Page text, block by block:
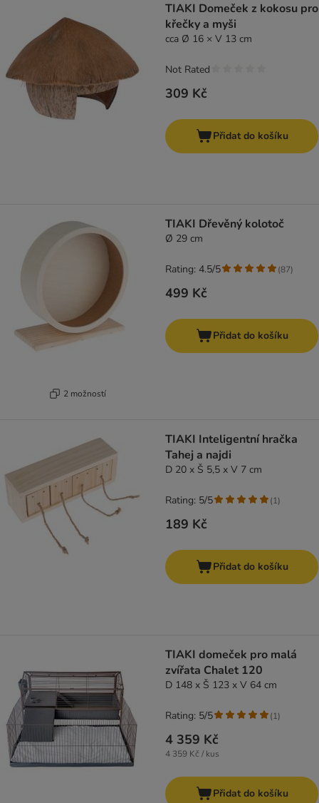
TIAKI Domeček z kokosu pro
křečky a myši
cca Ø 16 × V 13 cm
309 Kč
Not Rated
Přidat do košíku
2 možností
TIAKI Dřevěný kolotoč
Ø 29 cm
499 Kč
Rating: 4.5/5 (87)
Přidat do košíku
TIAKI Inteligentní hračka
Tahej a najdi
D 20 x Š 5,5 x V 7 cm
189 Kč
Rating: 5/5 (1)
Přidat do košíku
TIAKI domeček pro malá
zvířata Chalet 120
D 148 x Š 123 x V 64 cm
4 359 Kč
4 359 Kč / kus
Rating: 5/5 (1)
Přidat do košíku